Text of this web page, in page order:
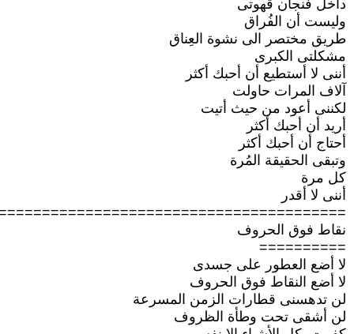
داخل فنجان قهوتى
وليست أن الفُراق
طريق مختصر الى نشوة العِناق
مشكلتى الكبرى
أننى لا أستطيع أن أحبك أكثر
آلاف المرات حاولت
لكننى أعود من حيث أتيت
أريد أن أحبك أكثر
أحتاج أن أحبك أكثر
وتبقى الحقيقة المُرة
كل مرة
أننى لا أقدر
نقاط فوق الحروف
==========
لا أضع العطور على جسدى
لا أضع النقاط فوق الحروف
لن تدهسنى قطارات الزمن المسرعة
لن أشقى تحت وطأة الظروف